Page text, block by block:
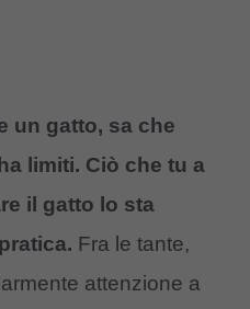
un gatto, sa che
limiti. Ciò che tu a
il gatto lo sta
Fra le tante,
attenzione a